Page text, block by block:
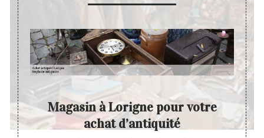
plan
Magasin à Lorigne pour votre
achat d’antiquité